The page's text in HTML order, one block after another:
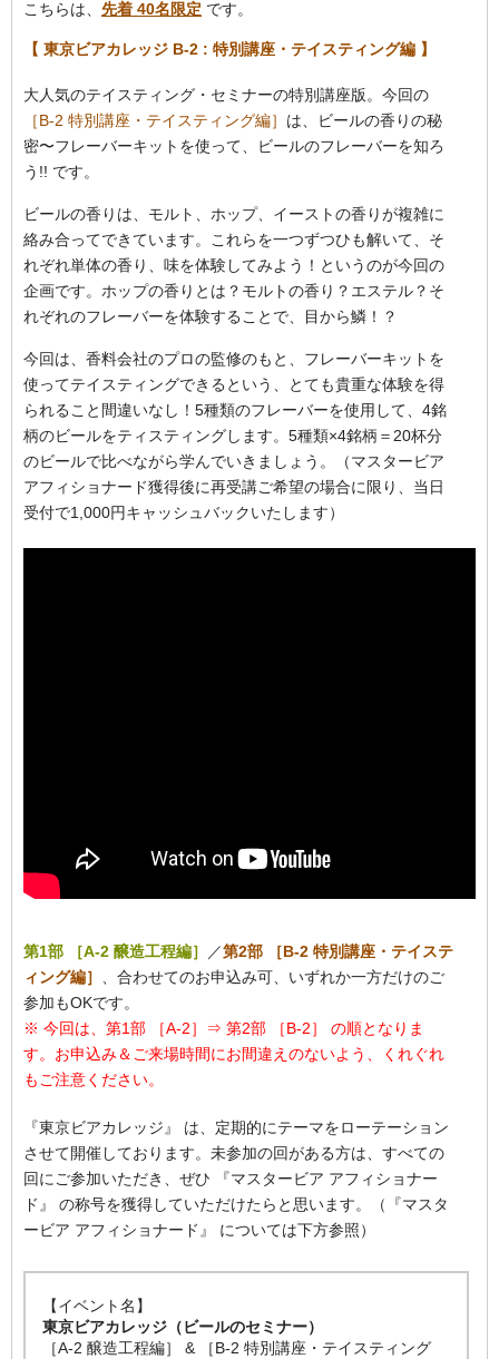
こちらは、 先着 40名限定 です。
【 東京ビアカレッジ B-2 : 特別講座・テイスティング編 】
大人気のテイスティング・セミナーの特別講座版。今回の
［B-2 特別講座・テイスティング編］ は、ビールの香りの秘
密〜フレーバーキットを使って、ビールのフレーバーを知ろ
う!! です。
ビールの香りは、モルト、ホップ、イーストの香りが複雑に
絡み合ってできています。これらを一つずつひも解いて、そ
れぞれ単体の香り、味を体験してみよう！というのが今回の
企画です。ホップの香りとは？モルトの香り？エステル？そ
れぞれのフレーバーを体験することで、目から鱗！？
今回は、香料会社のプロの監修のもと、フレーバーキットを
使ってテイスティングできるという、とても貴重な体験を得
られること間違いなし！5種類のフレーバーを使用して、4銘
柄のビールをティスティングします。5種類×4銘柄＝20杯分
のビールで比べながら学んでいきましょう。（マスタービア
アフィショナード獲得後に再受講ご希望の場合に限り、当日
受付で1,000円キャッシュバックいたします）
第1部 ［A-2 醸造工程編］ ／第2部 ［B-2 特別講座・テイステ
ィング編］
、合わせてのお申込み可、いずれか一方だけのご
参加もOKです。
※ 今回は、第1部 ［A-2］⇒ 第2部 ［B-2］ の順となりま
す。お申込み＆ご来場時間にお間違えのないよう、くれぐれ
もご注意ください。
『東京ビアカレッジ』 は、定期的にテーマをローテーション
させて開催しております。未参加の回がある方は、すべての
回にご参加いただき、ぜひ 『マスタービア アフィショナー
ド』 の称号を獲得していただけたらと思います。（『マスタ
ービア アフィショナード』 については下方参照）
【イベント名】
東京ビアカレッジ（ビールのセミナー）
［A-2 醸造工程編］ & ［B-2 特別講座・テイスティング